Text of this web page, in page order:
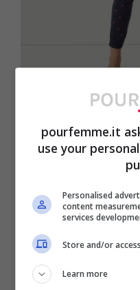
è
notte serena e
questo non c’è
le coperte. Con
stesso colore
pourfemme.it
use your
Personalised
content
services
Store and/or
Learn more